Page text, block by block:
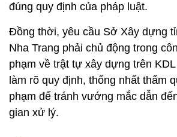
đúng quy định của pháp luật.
Đồng thời, yêu cầu Sở Xây dựng
Nha Trang phải chủ động trong
phạm về trật tự xây dựng trên
làm rõ quy định, thống nhất thẩm
phạm để tránh vướng mắc dẫn
gian xử lý.